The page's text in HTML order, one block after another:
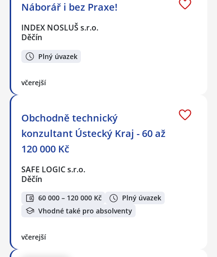
Náborář i bez Praxe!
INDEX NOSLUŠ s.r.o.
Děčín
Plný úvazek
včerejší
Obchodně technický
konzultant Ústecký Kraj - 60 až
120 000 Kč
SAFE LOGIC s.r.o.
Děčín
60 000 – 120 000 Kč
Plný úvazek
Vhodné také pro absolventy
včerejší